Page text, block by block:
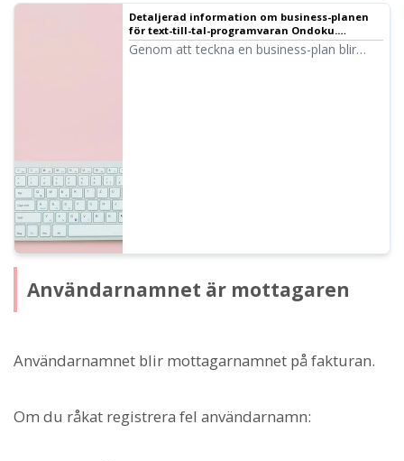
Detaljerad information om business-planen
för text-till-tal-programvaran Ondoku.
Egenskaper, priser etc.｜Text-till-tal-
programvara Ondoku
Genom att teckna en business-plan blir
Användarnamnet är mottagaren
Användarnamnet blir mottagarnamnet på fakturan.
Om du råkat registrera fel användarnamn: